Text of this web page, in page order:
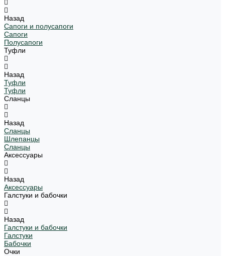
Назад
Сапоги и полусапоги
Сапоги
Полусапоги
Туфли
Назад
Туфли
Туфли
Сланцы
Назад
Сланцы
Шлепанцы
Сланцы
Аксессуары
Назад
Аксессуары
Галстуки и бабочки
Назад
Галстуки и бабочки
Галстуки
Бабочки
Очки